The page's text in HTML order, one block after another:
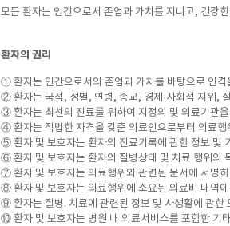
모든 환자는 인간으로서 존엄과 가치를 지니고, 건강
환자의 권리
① 환자는 인간으로서의 존엄과 가치를 바탕으로 인격
② 환자는 국적, 성별, 연령, 종교, 경제·사회적 지위,
③ 환자는 최선의 진료를 위하여 지정의 및 의료기관
④ 환자는 적법한 자격을 갖춘 의료인으로부터 의료행
⑤ 환자 및 보호자는 환자의 진료기록에 관한 정보 및
⑥ 환자 및 보호자는 환자의 질병상태 및 치료 행위의
⑦ 환자 및 보호자는 의료행위와 관련된 문서에 서명
⑧ 환자 및 보호자는 의료행위에 소요된 의료비 내역
⑨ 환자는 질병. 치료에 관련된 정보 및 사생활에 관한
⑩ 환자 및 보호자는 병원 내 의료서비스를 포함한 기